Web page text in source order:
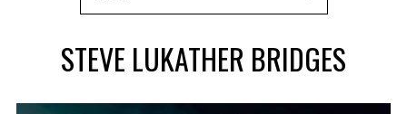
STEVE LUKATHER BRIDGES